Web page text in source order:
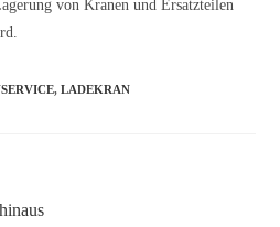
von Kranen und Ersatzteilen
, LADEKRAN